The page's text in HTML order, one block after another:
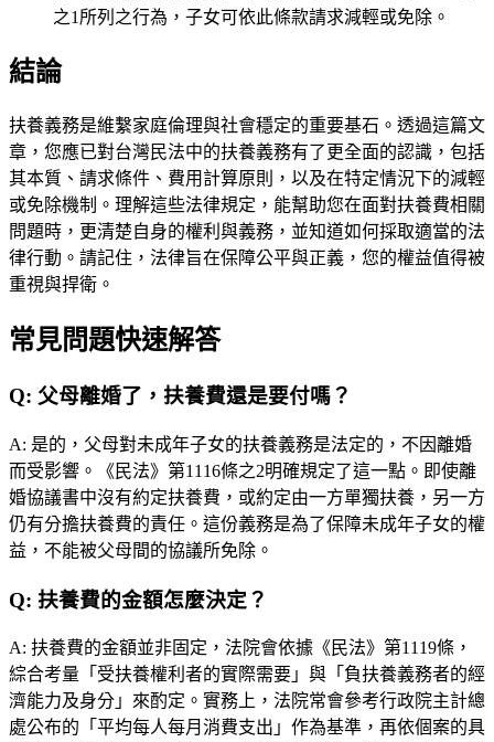
之1所列之行為，子女可依此條款請求減輕或免除。
結論
扶養義務是維繫家庭倫理與社會穩定的重要基石。透過這篇文
章，您應已對台灣民法中的扶養義務有了更全面的認識，包括
其本質、請求條件、費用計算原則，以及在特定情況下的減輕
或免除機制。理解這些法律規定，能幫助您在面對扶養費相關
問題時，更清楚自身的權利與義務，並知道如何採取適當的法
律行動。請記住，法律旨在保障公平與正義，您的權益值得被
重視與捍衛。
常見問題快速解答
Q: 父母離婚了，扶養費還是要付嗎？
A: 是的，父母對未成年子女的扶養義務是法定的，不因離婚
而受影響。《民法》第1116條之2明確規定了這一點。即使離
婚協議書中沒有約定扶養費，或約定由一方單獨扶養，另一方
仍有分擔扶養費的責任。這份義務是為了保障未成年子女的權
益，不能被父母間的協議所免除。
Q: 扶養費的金額怎麼決定？
A: 扶養費的金額並非固定，法院會依據《民法》第1119條，
綜合考量「受扶養權利者的實際需要」與「負扶養義務者的經
濟能力及身分」來酌定。實務上，法院常會參考行政院主計總
處公布的「平均每人每月消費支出」作為基準，再依個案的具